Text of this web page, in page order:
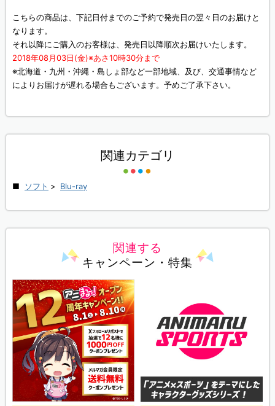
こちらの商品は、下記日付までのご予約で発売日の翌々日のお届けと
なります。
それ以降にご購入のお客様は、発売日以降順次お届けいたします。
2018年08月03日(金)※あさ10時30分まで
※北海道・九州・沖縄・島しょ部など一部地域、及び、交通事情など
によりお届けが遅れる場合もございます。予めご了承下さい。
関連カテゴリ
ソフト > Blu-ray
関連する
キャンペーン・特集